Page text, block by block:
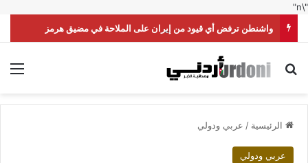
"\n"
واشنطن ترفض أي قيود من إيران على الملاحة في مضيق هرمز
بحث عن
الرئيسية / عربي ودولي
عربي ودولي